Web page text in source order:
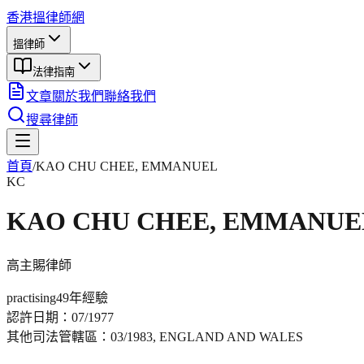
香港搵律師網
搵律師
法律指南
文章關於我們聯絡我們
搜尋律師
首頁/KAO CHU CHEE, EMMANUEL
KC
KAO CHU CHEE,
高主賜律師
practising49年經驗
認許日期： 07/1977
其他司法管轄區： 03/1983, ENGLAND AND WALES